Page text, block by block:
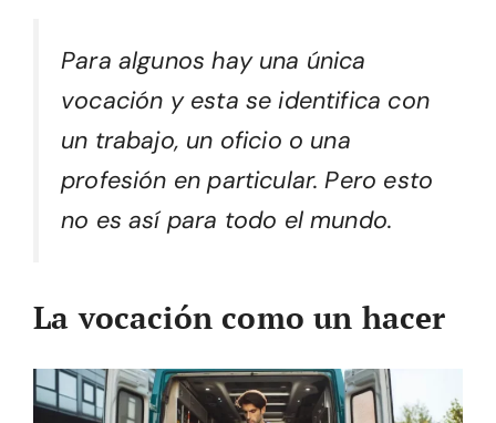
Para algunos hay una única
vocación y esta se identifica con
un trabajo, un oficio o una
profesión en particular. Pero esto
no es así para todo el mundo.
La vocación como un hacer